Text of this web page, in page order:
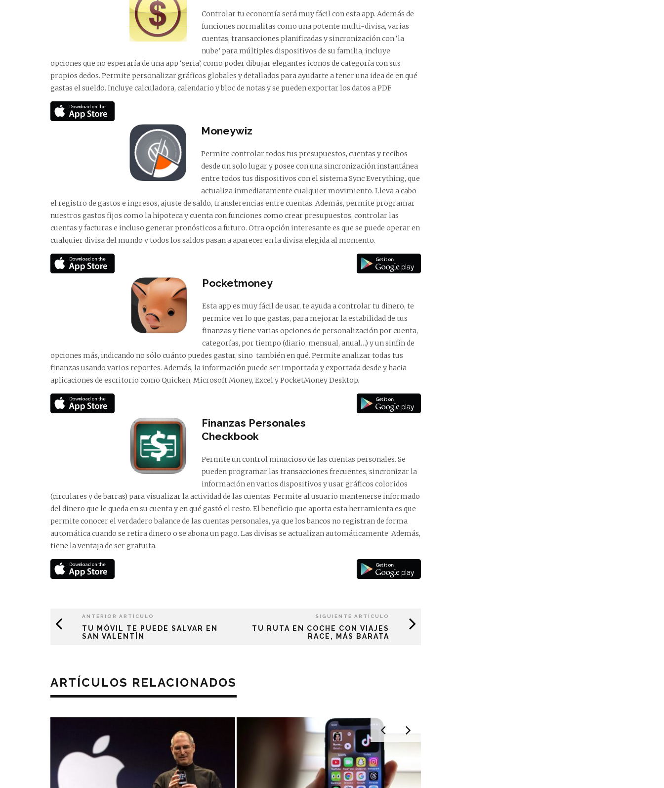
Controlar tu economía será muy fácil con esta app. Además de
funciones normalitas como una potente multi-divisa, varias
cuentas, transacciones planificadas y sincronización con ‘la
nube’ para múltiples dispositivos de su familia, incluye
opciones que no esperaría de una app ‘seria’, como poder dibujar elegantes iconos de categoría con sus
propios dedos. Permite personalizar gráficos globales y detallados para ayudarte a tener una idea de en qué
gastas el sueldo. Incluye calculadora, calendario y bloc de notas y se pueden exportar los datos a PDF.
Moneywiz
Permite controlar todos tus presupuestos, cuentas y recibos
desde un solo lugar y posee con una sincronización instantánea
entre todos tus dispositivos con el sistema Sync Everything, que
actualiza inmediatamente cualquier movimiento. Lleva a cabo
el registro de gastos e ingresos, ajuste de saldo, transferencias entre cuentas. Además, permite programar
nuestros gastos fijos como la hipoteca y cuenta con funciones como crear presupuestos, controlar las
cuentas y facturas e incluso generar pronósticos a futuro. Otra opción interesante es que se puede operar en
cualquier divisa del mundo y todos los saldos pasan a aparecer en la divisa elegida al momento.
Pocketmoney
Esta app es muy fácil de usar, te ayuda a controlar tu dinero, te
permite ver lo que gastas, para mejorar la estabilidad de tus
finanzas y tiene varias opciones de personalización por cuenta,
categorías, por tiempo (diario, mensual, anual…) y un sinfín de
opciones más, indicando no sólo cuánto puedes gastar, sino también en qué. Permite analizar todas tus
finanzas usando varios reportes. Además, la información puede ser importada y exportada desde y hacia
aplicaciones de escritorio como Quicken, Microsoft Money, Excel y PocketMoney Desktop.
Finanzas Personales
Checkbook
Permite un control minucioso de las cuentas personales. Se
pueden programar las transacciones frecuentes, sincronizar la
información en varios dispositivos y usar gráficos coloridos
(circulares y de barras) para visualizar la actividad de las cuentas. Permite al usuario mantenerse informado
del dinero que le queda en su cuenta y en qué gastó el resto. El beneficio que aporta esta herramienta es que
permite conocer el verdadero balance de las cuentas personales, ya que los bancos no registran de forma
automática cuando se retira dinero o se abona un pago. Las divisas se actualizan automáticamente Además,
tiene la ventaja de ser gratuita.
ANTERIOR ARTÍCULO
TU MÓVIL TE PUEDE SALVAR EN
SAN VALENTÍN
SIGUIENTE ARTÍCULO
TU RUTA EN COCHE CON VIAJES
RACE, MÁS BARATA
ARTÍCULOS RELACIONADOS